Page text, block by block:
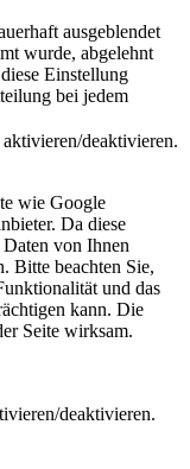
ausgeblendet
wurde, abgelehnt
Einstellung
bei jedem
deaktivieren.
wie Google
Da diese
von Ihnen
Bitte beachten Sie,
und das
kann. Die
Seite wirksam.
deaktivieren.